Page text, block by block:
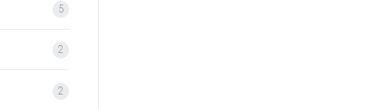
5
2
2